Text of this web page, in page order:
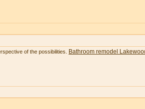
of the possibilities. Bathroom remodel